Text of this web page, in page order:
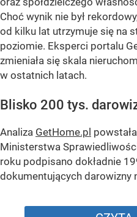
Choć wynik nie był
od kilku lat utrzymuje się na
poziomie. Eksperci portalu
zmieniała się skala
w ostatnich latach.
Blisko 200 tys.
Analiza GetHome.pl
Ministerstwa
roku podpisano dokładnie
dokumentujących darowizny